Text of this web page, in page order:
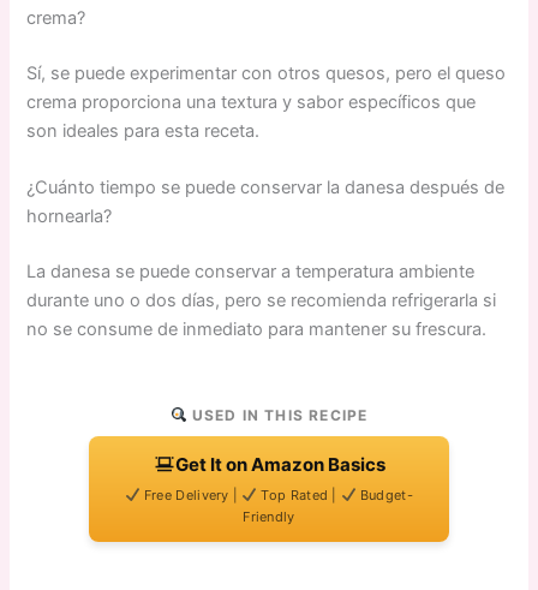
crema?
Sí, se puede experimentar con otros quesos, pero el queso
crema proporciona una textura y sabor específicos que
son ideales para esta receta.
¿Cuánto tiempo se puede conservar la danesa después de
hornearla?
La danesa se puede conservar a temperatura ambiente
durante uno o dos días, pero se recomienda refrigerarla si
no se consume de inmediato para mantener su frescura.
USED IN THIS RECIPE
Get It on Amazon Basics
Free Delivery | Top Rated |
Budget-
Friendly